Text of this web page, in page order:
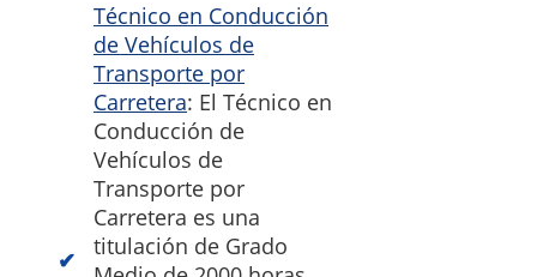
Técnico en Conducción
de Vehículos de
Transporte por
Carretera: El Técnico en
Conducción de
Vehículos de
Transporte por
Carretera es una
titulación de Grado